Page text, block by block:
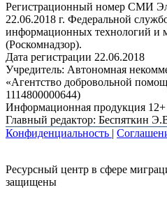
Регистрационный номер СМИ
22.06.2018 г. Федеральной
информационных технологий и
(Роскомнадзор).
Дата регистрации 22.06.2018
Учредитель: Автономная
«Агентство добровольной
1114800000644)
Информационная продукция 12+
Главный редактор: Беспяткин
Конфиденциальность |
Ресурсный центр в сфере
защищены